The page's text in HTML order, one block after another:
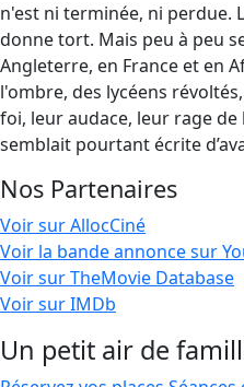
n'est ni terminée, ni perdue.
donne tort. Mais peu à peu
Angleterre, en France et en
l'ombre, des lycéens
foi, leur audace, leur rage
semblait pourtant écrite
Nos Partenaires
Voir sur AllocCiné
Voir la bande annonce sur
Voir sur TheMovie Database
Voir sur IMDb
Un petit air de